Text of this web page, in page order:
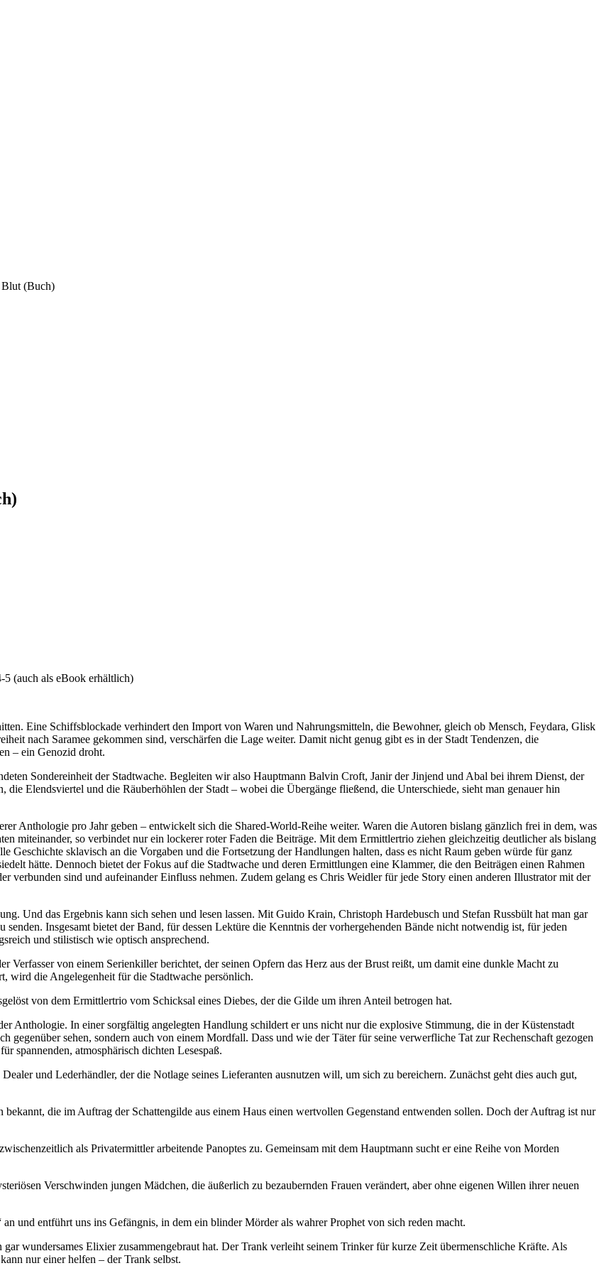
Blut (Buch)
(auch als eBook erhältlich)
Eine Schiffsblockade verhindert den Import von Waren und Nahrungsmitteln, die Bewohner, gleich ob Mensch, Feydara, Glisk
nach Saramee gekommen sind, verschärfen die Lage weiter. Damit nicht genug gibt es in der Stadt Tendenzen, die
– ein Genozid droht.
Sondereinheit der Stadtwache. Begleiten wir also Hauptmann Balvin Croft, Janir der Jinjend und Abal bei ihrem Dienst, der
Elendsviertel und die Räuberhöhlen der Stadt – wobei die Übergänge fließend, die Unterschiede, sieht man genauer hin
Anthologie pro Jahr geben – entwickelt sich die Shared-World-Reihe weiter. Waren die Autoren bislang gänzlich frei in dem, was
miteinander, so verbindet nur ein lockerer roter Faden die Beiträge. Mit dem Ermittlertrio ziehen gleichzeitig deutlicher als bislang
Geschichte sklavisch an die Vorgaben und die Fortsetzung der Handlungen halten, dass es nicht Raum geben würde für ganz
hätte. Dennoch bietet der Fokus auf die Stadtwache und deren Ermittlungen eine Klammer, die den Beiträgen einen Rahmen
verbunden sind und aufeinander Einfluss nehmen. Zudem gelang es Chris Weidler für jede Story einen anderen Illustrator mit der
Und das Ergebnis kann sich sehen und lesen lassen. Mit Guido Krain, Christoph Hardebusch und Stefan Russbült hat man gar
Insgesamt bietet der Band, für dessen Lektüre die Kenntnis der vorhergehenden Bände nicht notwendig ist, für jeden
und stilistisch wie optisch ansprechend.
Verfasser von einem Serienkiller berichtet, der seinen Opfern das Herz aus der Brust reißt, um damit eine dunkle Macht zu
wird die Angelegenheit für die Stadtwache persönlich.
von dem Ermittlertrio vom Schicksal eines Diebes, der die Gilde um ihren Anteil betrogen hat.
Anthologie. In einer sorgfältig angelegten Handlung schildert er uns nicht nur die explosive Stimmung, die in der Küstenstadt
gegenüber sehen, sondern auch von einem Mordfall. Dass und wie der Täter für seine verwerfliche Tat zur Rechenschaft gezogen
spannenden, atmosphärisch dichten Lesespaß.
und Lederhändler, der die Notlage seines Lieferanten ausnutzen will, um sich zu bereichern. Zunächst geht dies auch gut,
die im Auftrag der Schattengilde aus einem Haus einen wertvollen Gegenstand entwenden sollen. Doch der Auftrag ist nur
als Privatermittler arbeitende Panoptes zu. Gemeinsam mit dem Hauptmann sucht er eine Reihe von Morden
Verschwinden jungen Mädchen, die äußerlich zu bezaubernden Frauen verändert, aber ohne eigenen Willen ihrer neuen
und entführt uns ins Gefängnis, in dem ein blinder Mörder als wahrer Prophet von sich reden macht.
wundersames Elixier zusammengebraut hat. Der Trank verleiht seinem Trinker für kurze Zeit übermenschliche Kräfte. Als
nur einer helfen – der Trank selbst.